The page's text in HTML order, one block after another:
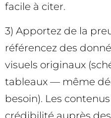
facile à citer.
3) Apportez de la
référencez des
visuels originaux
tableaux — même
besoin). Les
crédibilité auprès